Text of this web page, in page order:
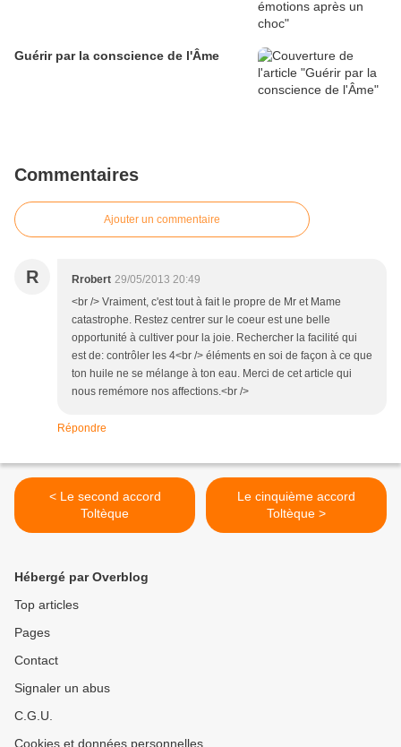
Guérir par la conscience de l'Âme
Commentaires
Ajouter un commentaire
R Rrobert 29/05/2013 20:49
<br /> Vraiment, c'est tout à fait le propre de Mr et Mame
catastrophe. Restez centrer sur le coeur est une belle
opportunité à cultiver pour la joie. Rechercher la facilité qui
est de: contrôler les 4<br /> éléments en soi de façon à ce que
ton huile ne se mélange à ton eau. Merci de cet article qui
nous remémore nos affections.<br />
Répondre
< Le second accord
Toltèque
Le cinquième accord
Toltèque >
Hébergé par Overblog
Top articles
Pages
Contact
Signaler un abus
C.G.U.
Cookies et données personnelles